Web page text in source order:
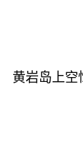
黄岩岛上空